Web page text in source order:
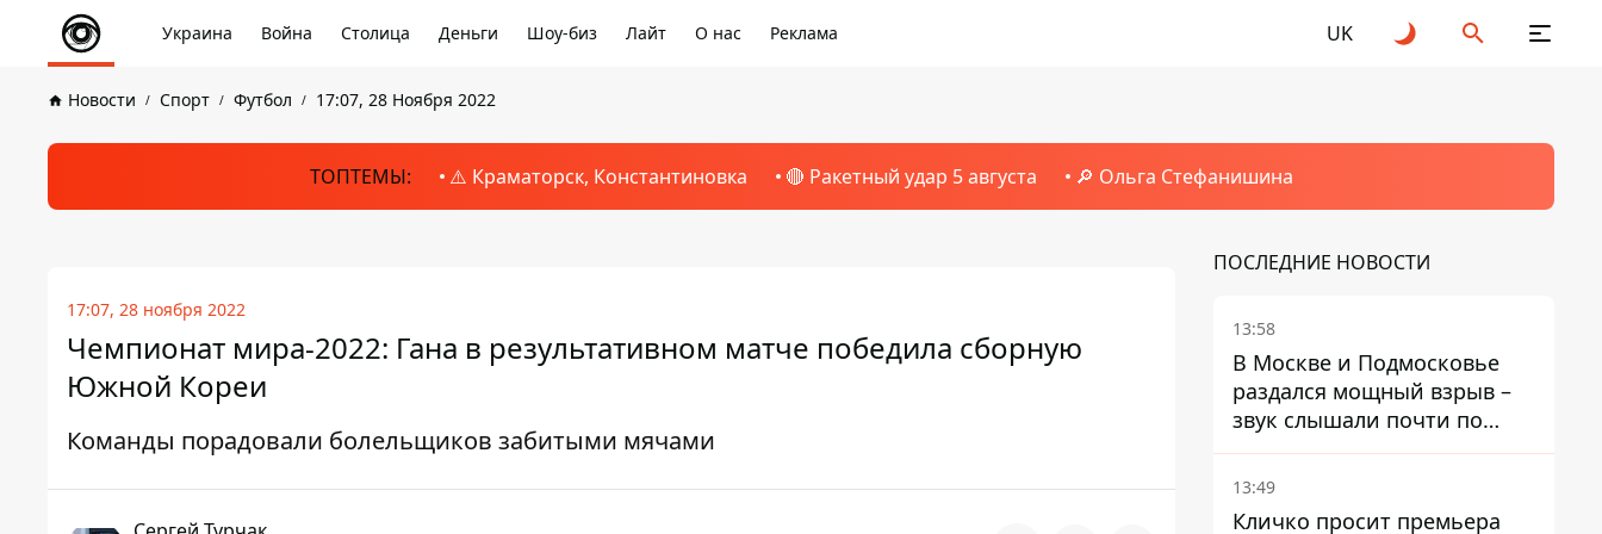
Украина Война Столица Деньги Шоу-биз Лайт О нас Реклама UK
Новости Спорт Футбол 17:07, 28 Ноября 2022
ТОПТЕМЫ: ⚠️ Краматорск, Константиновка 🔴 Ракетный удар 5 августа 🔎 Ольга Стефанишина
17:07, 28 ноября 2022
Чемпионат мира-2022: Гана в результативном матче победила сборную
Южной Кореи
Команды порадовали болельщиков забитыми мячами
ПОСЛЕДНИЕ НОВОСТИ
13:58
В Москве и Подмосковье
раздался мощный взрыв –
звук слышали почти по
всей области
13:49
Кличко просит премьера